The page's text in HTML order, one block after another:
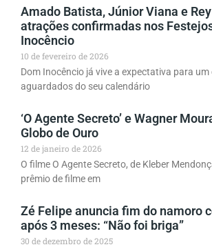
Amado Batista, Júnior Viana e
atrações confirmadas nos
Inocêncio
10 de fevereiro de 2026
Dom Inocêncio já vive a expectativa para
aguardados do seu calendário
‘O Agente Secreto’ e Wagner
Globo de Ouro
12 de janeiro de 2026
O filme O Agente Secreto, de Kleber
prêmio de filme em
Zé Felipe anuncia fim do namoro
após 3 meses: “Não foi briga”
30 de dezembro de 2025